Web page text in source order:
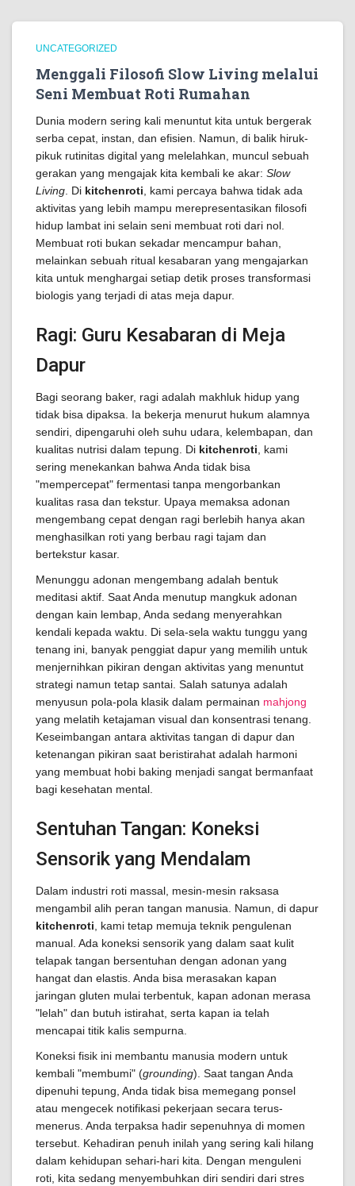
UNCATEGORIZED
Menggali Filosofi Slow Living melalui
Seni Membuat Roti Rumahan
Dunia modern sering kali menuntut kita untuk bergerak
serba cepat, instan, dan efisien. Namun, di balik hiruk-
pikuk rutinitas digital yang melelahkan, muncul sebuah
gerakan yang mengajak kita kembali ke akar: Slow
Living . Di kitchenroti , kami percaya bahwa tidak ada
aktivitas yang lebih mampu merepresentasikan filosofi
hidup lambat ini selain seni membuat roti dari nol.
Membuat roti bukan sekadar mencampur bahan,
melainkan sebuah ritual kesabaran yang mengajarkan
kita untuk menghargai setiap detik proses transformasi
biologis yang terjadi di atas meja dapur.
Ragi: Guru Kesabaran di Meja
Dapur
Bagi seorang baker, ragi adalah makhluk hidup yang
tidak bisa dipaksa. Ia bekerja menurut hukum alamnya
sendiri, dipengaruhi oleh suhu udara, kelembapan, dan
kualitas nutrisi dalam tepung. Di kitchenroti , kami
sering menekankan bahwa Anda tidak bisa
"mempercepat" fermentasi tanpa mengorbankan
kualitas rasa dan tekstur. Upaya memaksa adonan
mengembang cepat dengan ragi berlebih hanya akan
menghasilkan roti yang berbau ragi tajam dan
bertekstur kasar.
Menunggu adonan mengembang adalah bentuk
meditasi aktif. Saat Anda menutup mangkuk adonan
dengan kain lembap, Anda sedang menyerahkan
kendali kepada waktu. Di sela-sela waktu tunggu yang
tenang ini, banyak penggiat dapur yang memilih untuk
menjernihkan pikiran dengan aktivitas yang menuntut
strategi namun tetap santai. Salah satunya adalah
menyusun pola-pola klasik dalam permainan mahjong
yang melatih ketajaman visual dan konsentrasi tenang.
Keseimbangan antara aktivitas tangan di dapur dan
ketenangan pikiran saat beristirahat adalah harmoni
yang membuat hobi baking menjadi sangat bermanfaat
bagi kesehatan mental.
Sentuhan Tangan: Koneksi
Sensorik yang Mendalam
Dalam industri roti massal, mesin-mesin raksasa
mengambil alih peran tangan manusia. Namun, di dapur
kitchenroti , kami tetap memuja teknik pengulenan
manual. Ada koneksi sensorik yang dalam saat kulit
telapak tangan bersentuhan dengan adonan yang
hangat dan elastis. Anda bisa merasakan kapan
jaringan gluten mulai terbentuk, kapan adonan merasa
"lelah" dan butuh istirahat, serta kapan ia telah
mencapai titik kalis sempurna.
Koneksi fisik ini membantu manusia modern untuk
kembali "membumi" (grounding). Saat tangan Anda
dipenuhi tepung, Anda tidak bisa memegang ponsel
atau mengecek notifikasi pekerjaan secara terus-
menerus. Anda terpaksa hadir sepenuhnya di momen
tersebut. Kehadiran penuh inilah yang sering kali hilang
dalam kehidupan sehari-hari kita. Dengan menguleni
roti, kita sedang menyembuhkan diri sendiri dari stres